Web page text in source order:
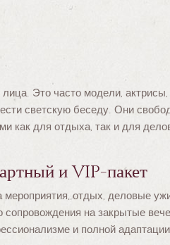
Это часто модели,
светскую беседу. Они
как для отдыха, так и для
и VIP-пакет
отдых, деловые
на закрытые
и полной